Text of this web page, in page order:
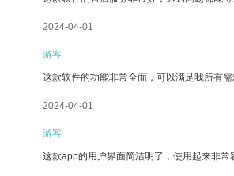
2024-04-01
游客
这款软件的功能非常全面，可以满足我所有需
2024-04-01
游客
这款app的用户界面简洁明了，使用起来非